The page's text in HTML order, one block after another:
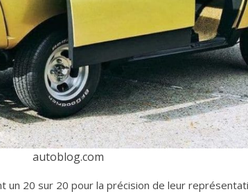
autoblog.com
20 sur 20 pour la précision de leur